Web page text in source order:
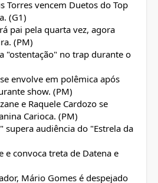
Torres vencem Duetos do Top
(G1)
pai pela quarta vez, agora
(PM)
"ostentação" no trap durante o
envolve em polêmica após
show. (PM)
e Raquele Cardozo se
Carioca. (PM)
supera audiência do "Estrela da
e convoca treta de Datena e
Mário Gomes é despejado